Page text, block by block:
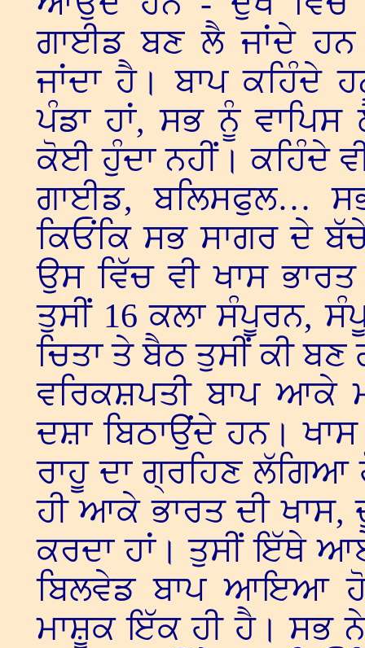
ਗਾਈਡ ਬਣ ਲੈ ਜਾਂਦੇ
ਜਾਂਦਾ ਹੈ। ਬਾਪ ਕਹਿੰਦੇ
ਪੰਡਾ ਹਾਂ, ਸਭ ਨੂੰ ਵਾਪਿਸ
ਕੋਈ ਹੁੰਦਾ ਨਹੀਂ। ਕਹਿੰਦੇ
ਗਾਈਡ, ਬਲਿਸਫੁਲ…
ਕਿਓਂਕਿ ਸਭ ਸਾਗਰ ਦੇ
ਉਸ ਵਿੱਚ ਵੀ ਖਾਸ
ਤੁਸੀਂ 16 ਕਲਾ ਸੰਪੂਰਨ,
ਚਿਤਾ ਤੇ ਬੈਠ ਤੁਸੀਂ ਕੀ
ਵਰਿਕਸ਼ਪਤੀ ਬਾਪ ਆਕੇ
ਦਸ਼ਾ ਬਿਠਾਉਂਦੇ ਹਨ।
ਰਾਹੂ ਦਾ ਗ੍ਰਹਿਣ
ਹੀ ਆਕੇ ਭਾਰਤ ਦੀ
ਕਰਦਾ ਹਾਂ। ਤੁਸੀਂ ਇੱਥੇ
ਬਿਲਵੇਡ ਬਾਪ ਆਇਆ
ਮਾਸ਼ੂਕ ਇੱਕ ਹੀ ਹੈ। ਸਭ